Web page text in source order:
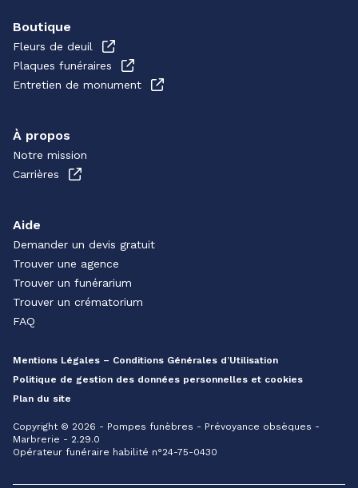
Boutique
Fleurs de deuil
Plaques funéraires
Entretien de monument
À propos
Notre mission
Carrières
Aide
Demander un devis gratuit
Trouver une agence
Trouver un funérarium
Trouver un crématorium
FAQ
Mentions Légales – Conditions Générales d’Utilisation
Politique de gestion des données personnelles et cookies
Plan du site
Copyright © 2026 - Pompes funèbres - Prévoyance obsèques -
Marbrerie - 2.29.0
Opérateur funéraire habilité n°24-75-0430